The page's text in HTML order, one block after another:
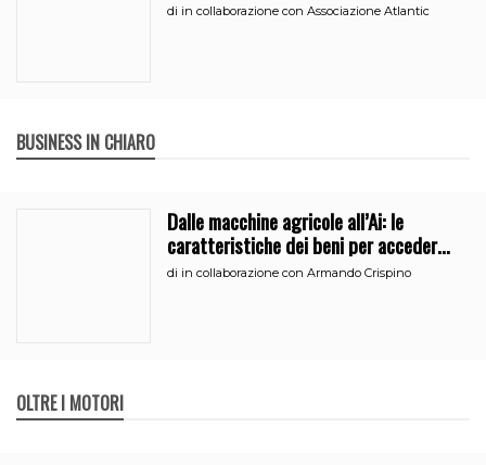
di in collaborazione con Associazione Atlantic
BUSINESS IN CHIARO
Dalle macchine agricole all’Ai: le
caratteristiche dei beni per accedere
all’iperammortamento
di in collaborazione con Armando Crispino
OLTRE I MOTORI